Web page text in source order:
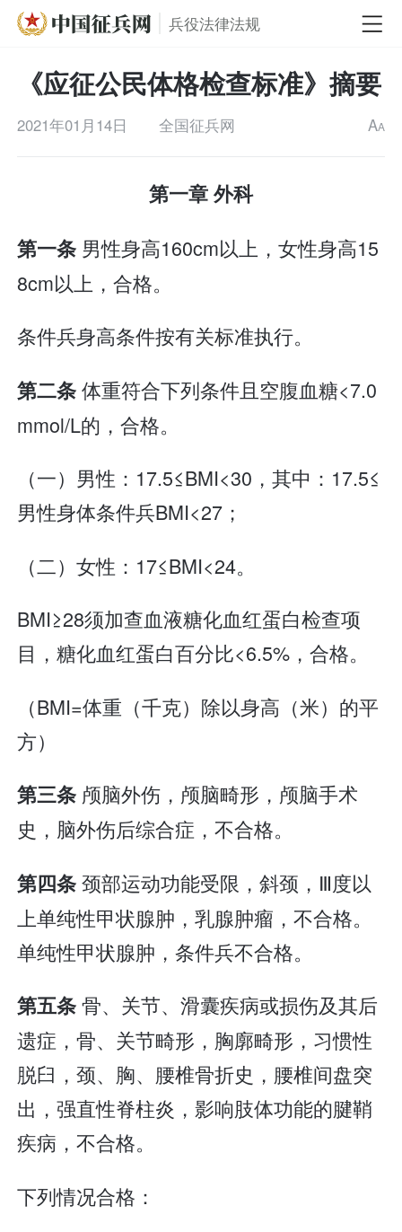
兵役法律法规
《应征公民体格检查标准》摘要
2021年01月14日 全国征兵网 AA
第一章 外科
第一条 男性身高160cm以上，女性身高15
8cm以上，合格。
条件兵身高条件按有关标准执行。
第二条体重符合下列条件且空腹血糖<7.0
mmol/L的，合格。
（一）男性：17.5≤BMI<30，其中：17.5≤
男性身体条件兵BMI<27；
（二）女性：17≤BMI<24。
BMI≥28须加查血液糖化血红蛋白检查项
目，糖化血红蛋白百分比<6.5%，合格。
（BMI=体重（千克）除以身高（米）的平
方）
第三条 颅脑外伤，颅脑畸形，颅脑手术
史，脑外伤后综合症，不合格。
第四条颈部运动功能受限，斜颈，Ⅲ度以
上单纯性甲状腺肿，乳腺肿瘤，不合格。
单纯性甲状腺肿，条件兵不合格。
第五条骨、关节、滑囊疾病或损伤及其后
遗症，骨、关节畸形，胸廓畸形，习惯性
脱臼，颈、胸、腰椎骨折史，腰椎间盘突
出，强直性脊柱炎，影响肢体功能的腱鞘
疾病，不合格。
下列情况合格：